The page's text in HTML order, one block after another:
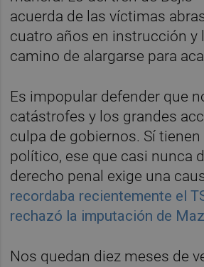
acuerda de las víctimas
cuatro años en instrucción y
camino de alargarse para
Es impopular defender que
catástrofes y los grandes
culpa de gobiernos. Sí
político, ese que casi nunca
derecho penal exige una
recordaba recientemente el
rechazó la imputación de
Nos quedan diez meses de